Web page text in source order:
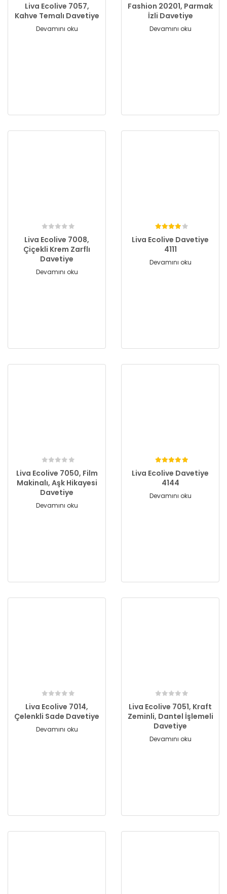
Liva Ecolive 7057,
Kahve Temalı Davetiye
Devamını oku
Fashion 20201, Parmak
İzli Davetiye
Devamını oku
Liva Ecolive 7008,
Çiçekli Krem Zarflı
Davetiye
Devamını oku
Liva Ecolive Davetiye
4111
Devamını oku
Liva Ecolive 7050, Film
Makinalı, Aşk Hikayesi
Davetiye
Devamını oku
Liva Ecolive Davetiye
4144
Devamını oku
Liva Ecolive 7014,
Çelenkli Sade Davetiye
Devamını oku
Liva Ecolive 7051, Kraft
Zeminli, Dantel İşlemeli
Davetiye
Devamını oku